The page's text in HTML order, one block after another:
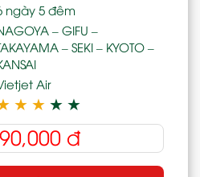
ngày 5 đêm
– GIFU –
– SEKI – KYOTO –
Air
★ ★ ★ ★
đ